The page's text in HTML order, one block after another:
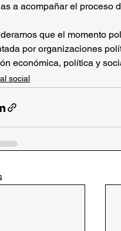
a acompañar el proceso
que el momento
por organizaciones
económica, política y
social